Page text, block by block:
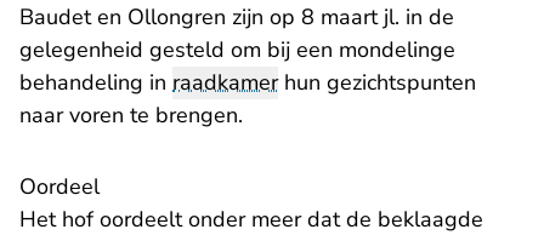
Baudet en Ollongren zijn op 8 maart jl. in de
gelegenheid gesteld om bij een mondelinge
behandeling in raadkamerhun gezichtspunten
naar voren te brengen.
Oordeel
Het hof oordeelt onder meer dat de beklaagde